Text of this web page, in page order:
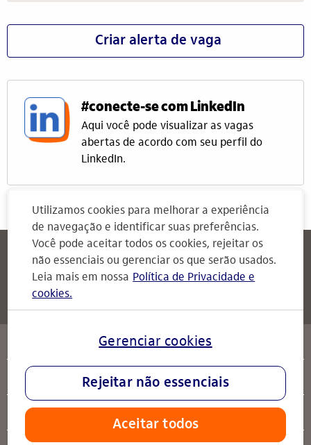
Criar alerta de vaga
#conecte-se com LinkedIn
Aqui você pode visualizar as vagas
abertas de acordo com seu perfil do
LinkedIn.
Itaú
Attendimento Itaú
Para Empresas
Attendimento Itaú
sobre o Itaú
ajuda
Utilizamos cookies para melhorar a experiência
de navegação e identificar suas preferências.
Você pode aceitar todos os cookies, rejeitar os
não essenciais ou gerenciar os que serão usados.
Leia mais em nossa Política de Privacidade e
cookies.
Gerenciar cookies
Rejeitar não essenciais
Aceitar todos